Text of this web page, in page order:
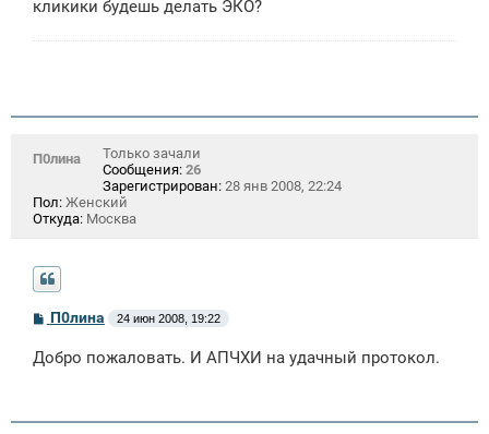
кликики будешь делать ЭКО?
П0лина
Только зачали
Сообщения: 26
Зарегистрирован: 28 янв 2008, 22:24
Пол: Женский
Откуда: Москва
С
о
б
и
П0лина 24 июн 2008, 19:22
Добро пожаловать. И АПЧХИ на удачный протокол.